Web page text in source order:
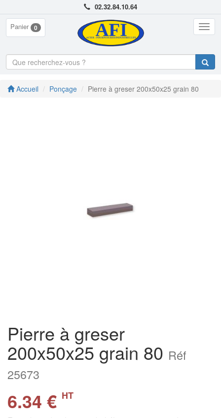
02.32.84.10.64
Panier 0
Accueil Ponçage Pierre à greser 200x50x25 grain 80
Pierre à greser
200x50x25 grain 80 Réf
25673
6.34 € HT